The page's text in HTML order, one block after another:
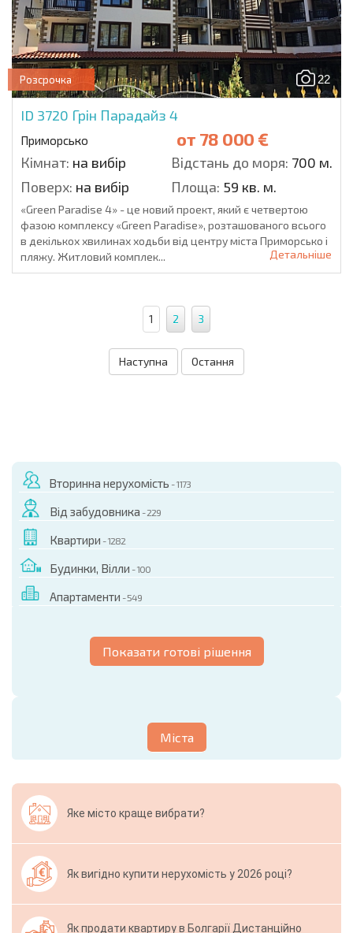
22
Розсрочка
ID 3720 Грін Парадайз 4
Приморсько от 78 000 €
Кімнат: на вибір Відстань до моря: 700 м.
Поверх: на вибір Площа: 59 кв. м.
«Green Paradise 4» - це новий проект, який є четвертою
фазою комплексу «Green Paradise», розташованого всього
в декількох хвилинах ходьби від центру міста Приморсько і
пляжу. Житловий комплек...
Детальніше
1 2 3
Наступна Остання
Вторинна нерухомість - 1173
Від забудовника - 229
Квартири - 1282
Будинки, Вілли - 100
Апартаменти - 549
Показати готові рішення
Міста
Яке місто краще вибрати?
Як вигідно купити нерухомість у 2026 році?
Як продати квартиру в Болгарії Дистанційно